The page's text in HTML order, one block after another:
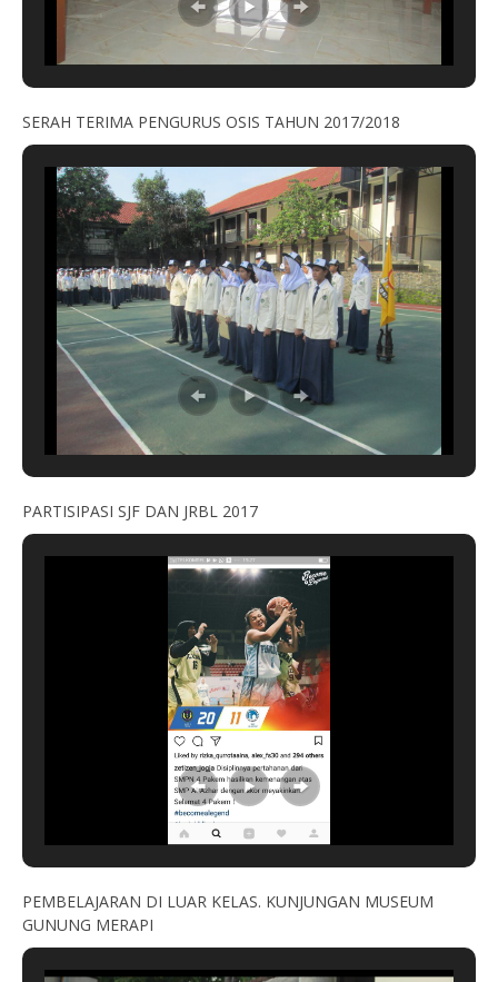
SERAH TERIMA PENGURUS OSIS TAHUN 2017/2018
PARTISIPASI SJF DAN JRBL 2017
PEMBELAJARAN DI LUAR KELAS. KUNJUNGAN MUSEUM
GUNUNG MERAPI